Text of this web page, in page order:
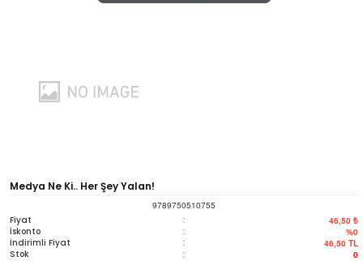
Medya Ne Ki.. Her Şey Yalan!
9789750510755
Fiyat : 46,50 ₺
İskonto : %0
İndirimli Fiyat : 46,50 TL
Stok : 0